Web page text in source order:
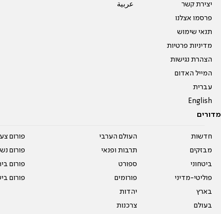
יצירת קשר
פרסמו אצלנו
תנאי שימוש
מדיניות פרטיות
הצהרת נגישות
המייל האדום
עברית
English
عربية
מדורים
חדשות
מבזקים
ביטחוני
פוליטי-מדיני
בארץ
בעולם
העולם הערבי
תרבות ופנאי
ספורט
פורומים
יהדות
צרכנות
פורום
פורום
פורום
פורום